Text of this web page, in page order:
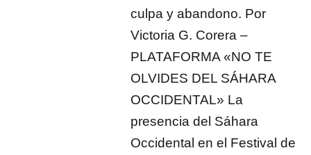
culpa y abandono. Por
Victoria G. Corera –
PLATAFORMA «NO TE
OLVIDES DEL SÁHARA
OCCIDENTAL» La
presencia del Sáhara
Occidental en el Festival de